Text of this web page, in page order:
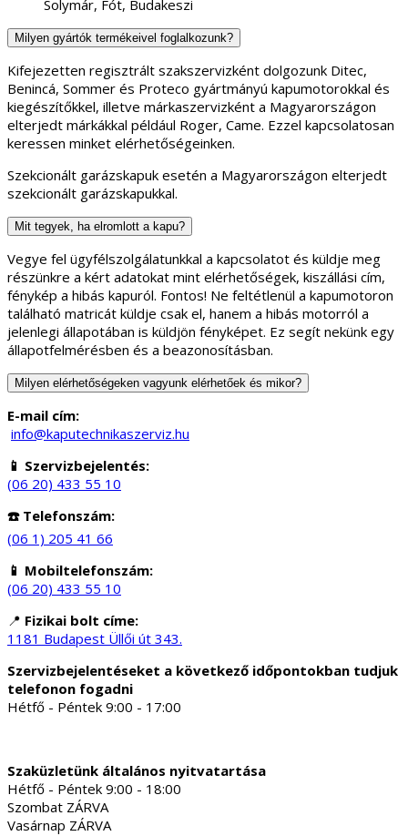
Solymár, Fót, Budakeszi
Milyen gyártók termékeivel foglalkozunk?
Kifejezetten regisztrált szakszervizként dolgozunk Ditec,
Benincá, Sommer és Proteco gyártmányú kapumotorokkal és
kiegészítőkkel, illetve márkaszervizként a Magyarországon
elterjedt márkákkal például Roger, Came. Ezzel kapcsolatosan
keressen minket elérhetőségeinken.
Szekcionált garázskapuk esetén a Magyarországon elterjedt
szekcionált garázskapukkal.
Mit tegyek, ha elromlott a kapu?
Vegye fel ügyfélszolgálatunkkal a kapcsolatot és küldje meg
részünkre a kért adatokat mint elérhetőségek, kiszállási cím,
fénykép a hibás kapuról. Fontos! Ne feltétlenül a kapumotoron
található matricát küldje csak el, hanem a hibás motorról a
jelenlegi állapotában is küldjön fényképet. Ez segít nekünk egy
állapotfelmérésben és a beazonosításban.
Milyen elérhetőségeken vagyunk elérhetőek és mikor?
E-mail cím:
info@kaputechnikaszerviz.hu
📱 Szervizbejelentés:
(06 20) 433 55 10
☎️ Telefonszám:
(06 1) 205 41 66
📱 Mobiltelefonszám:
(06 20) 433 55 10
📍 Fizikai bolt címe:
1181 Budapest Üllői út 343.
Szervizbejelentéseket a következő időpontokban tudjuk
telefonon fogadni
Hétfő - Péntek 9:00 - 17:00
Szaküzletünk általános nyitvatartása
Hétfő - Péntek 9:00 - 18:00
Szombat ZÁRVA
Vasárnap ZÁRVA